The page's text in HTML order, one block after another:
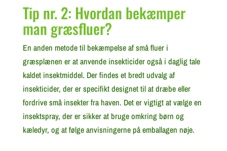
Tip nr. 2: Hvordan bekæmper
man græsfluer?
En anden metode til bekæmpelse af små fluer i
græsplænen er at anvende insekticider også i daglig tale
kaldet insektmiddel. Der findes et bredt udvalg af
insekticider, der er specifikt designet til at dræbe eller
fordrive små insekter fra haven. Det er vigtigt at vælge en
insektspray, der er sikker at bruge omkring børn og
kæledyr, og at følge anvisningerne på emballagen nøje.